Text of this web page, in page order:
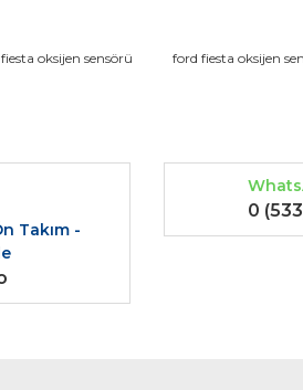
kullanarak tarafımıza iletebilirsiniz.
oksijen sensörü
ford fiesta oksijen
Takım -
0